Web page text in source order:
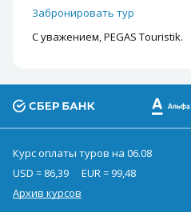
Забронировать тур
С уважением, PEGAS Touristik.
Курс оплаты туров на 06.08
USD = 86,39
EUR = 99,48
Архив курсов